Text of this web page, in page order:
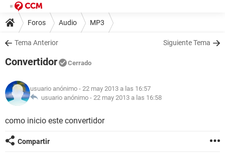
Foros Audio MP3
Tema Anterior Siguiente Tema
Convertidor Cerrado
usuario anónimo - 22 may 2013 a las 16:57
usuario anónimo - 22 may 2013 a las 16:58
como inicio este convertidor
Compartir